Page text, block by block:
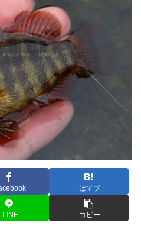
はてブ
LINE コピー